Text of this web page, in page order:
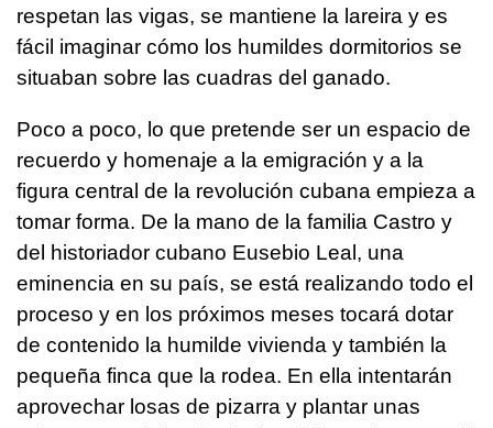
respetan las vigas, se mantiene la lareira y es
fácil imaginar cómo los humildes dormitorios se
situaban sobre las cuadras del ganado.
Poco a poco, lo que pretende ser un espacio de
recuerdo y homenaje a la emigración y a la
figura central de la revolución cubana empieza a
tomar forma. De la mano de la familia Castro y
del historiador cubano Eusebio Leal, una
eminencia en su país, se está realizando todo el
proceso y en los próximos meses tocará dotar
de contenido la humilde vivienda y también la
pequeña finca que la rodea. En ella intentarán
aprovechar losas de pizarra y plantar unas